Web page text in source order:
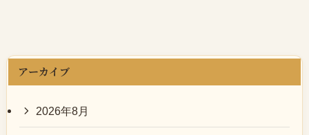
アーカイブ
2026年8月